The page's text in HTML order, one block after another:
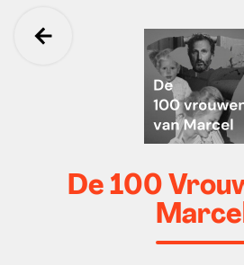
Ga terug
De 100